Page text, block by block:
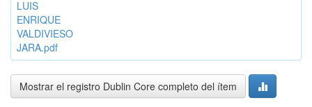
LUIS
ENRIQUE
VALDIVIESO
JARA.pdf
Mostrar el registro Dublin Core completo del ítem